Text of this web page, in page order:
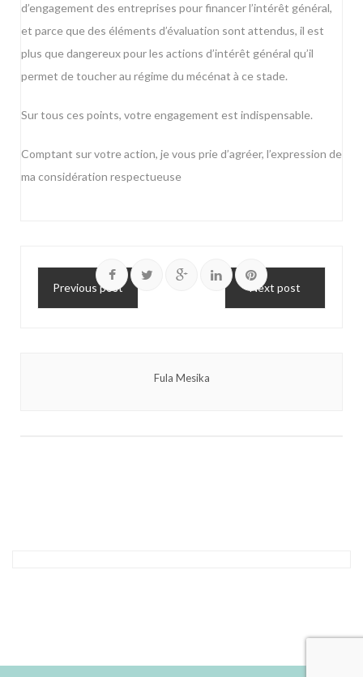
d’engagement des entreprises pour financer l’intérêt général,
et parce que des éléments d’évaluation sont attendus, il est
plus que dangereux pour les actions d’intérêt général qu’il
permet de toucher au régime du mécénat à ce stade.
Sur tous ces points, votre engagement est indispensable.
Comptant sur votre action, je vous prie d’agréer, l’expression de
ma considération respectueuse
Previous post Next post
Fula Mesika